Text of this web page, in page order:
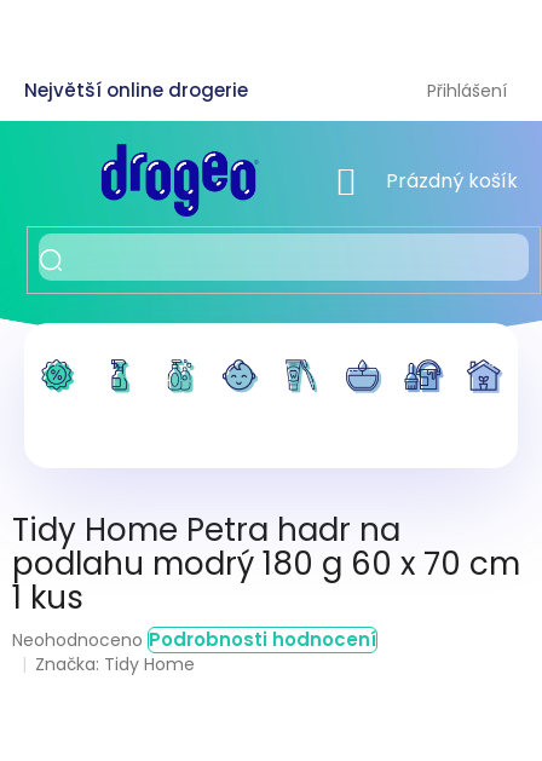
Přihlášení
NÁKUPNÍ KOŠÍK
Prázdný košík
Tidy Home Petra hadr na
podlahu modrý 180 g 60 x 70 cm
1 kus
Průměrné
hodnocení
Neohodnoceno Podrobnosti hodnocení
Značka: Tidy Home